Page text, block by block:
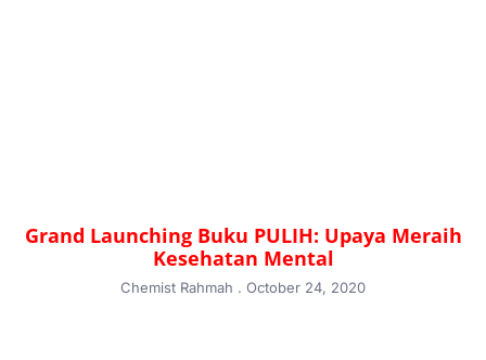
Grand Launching Buku PULIH: Upaya Meraih
Kesehatan Mental
Chemist Rahmah October 24, 2020